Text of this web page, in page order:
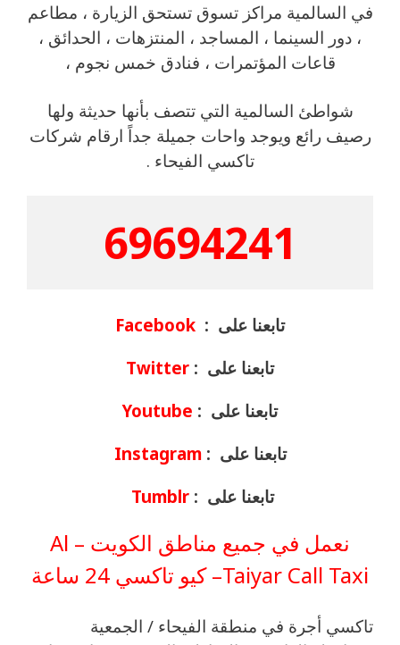
في السالمية مراكز تسوق تستحق الزيارة ، مطاعم
، دور السينما ، المساجد ، المنتزهات ، الحدائق ،
قاعات المؤتمرات ، فنادق خمس نجوم ،
شواطئ السالمية التي تتصف بأنها حديثة ولها
رصيف رائع ويوجد واحات جميلة جداً ارقام شركات
تاكسي الفيحاء .
69694241
تابعنا على : Facebook
تابعنا على : Twitter
تابعنا على : Youtube
تابعنا على :Instagram
تابعنا على :Tumblr
نعمل في جميع مناطق الكويت – Al
Taiyar Call Taxi– كيو تاكسي 24 ساعة
تاكسي أجرة في منطقة الفيحاء / الجمعية